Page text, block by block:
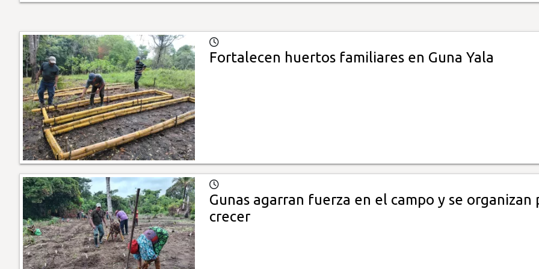
Fortalecen huertos familiares en Guna Yala
Gunas agarran fuerza en el campo y se organizan
crecer